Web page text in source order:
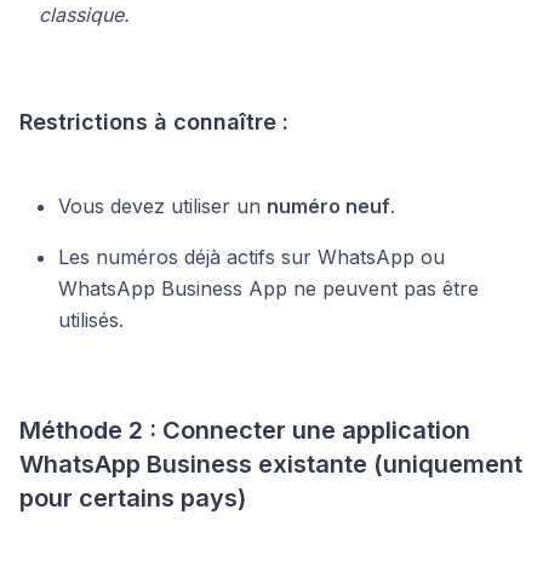
classique.
Restrictions à connaître :
Vous devez utiliser un numéro neuf.
Les numéros déjà actifs sur WhatsApp ou
WhatsApp Business App ne peuvent pas être
utilisés.
Méthode 2 : Connecter une application
WhatsApp Business existante (uniquement
pour certains pays)